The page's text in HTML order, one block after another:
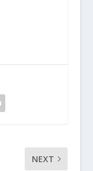
NEXT